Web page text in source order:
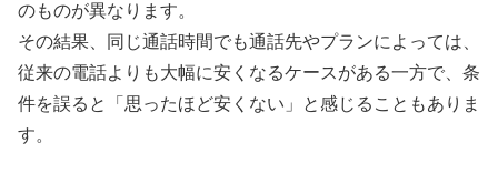
のものが異なります。
その結果、同じ通話時間でも通話先やプランによっては、
従来の電話よりも大幅に安くなるケースがある一方で、条
件を誤ると「思ったほど安くない」と感じることもありま
す。